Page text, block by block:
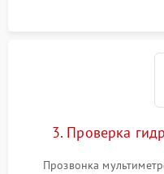
3. Проверка
Прозвонка